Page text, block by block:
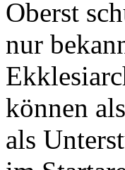
Oberst
nur
können
als